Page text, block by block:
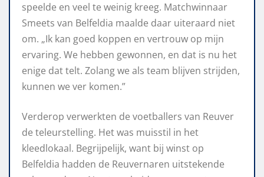
speelde en veel te weinig kreeg. Matchwinnaar
Smeets van Belfeldia maalde daar uiteraard niet
om. „Ik kan goed koppen en vertrouw op mijn
ervaring. We hebben gewonnen, en dat is nu het
enige dat telt. Zolang we als team blijven strijden,
kunnen we ver komen.”
Verderop verwerkten de voetballers van Reuver
de teleurstelling. Het was muisstil in het
kleedlokaal. Begrijpelijk, want bij winst op
Belfeldia hadden de Reuvernaren uitstekende